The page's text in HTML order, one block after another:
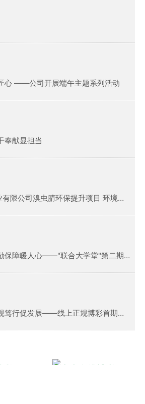
心 ——公司开展端午主题系列活动
奉献显担当
限公司溴虫腈环保提升项目 环境影
保障暖人心——"联合大学堂"第二期
笃行促发展——线上正规博彩首期制